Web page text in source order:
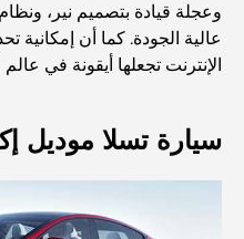
اكتشف ممشى نخلة جميرا:
وعجلة قيادة بتصميم نير،
عالية الجودة. كما أن إمكانية
الإنترنت تجعلها أيقونة في
سيارة تسلا موديل